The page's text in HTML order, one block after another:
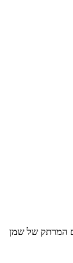
המרתק של שמן